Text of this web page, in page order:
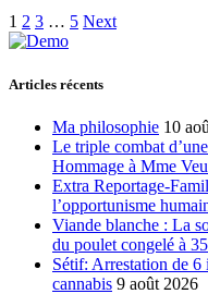
1 2 3 … 5 Next
Articles récents
Ma philosophie 10
Le triple combat
Hommage à Mme
Extra Reportage-
l’opportunisme
Viande blanche : La
du poulet congelé à
Sétif: Arrestation de 6
cannabis 9 août 2026